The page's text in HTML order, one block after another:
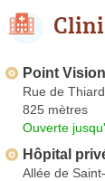
Point
Rue de Thiard
825 mètres
Ouverte
Hôpital
Allée de